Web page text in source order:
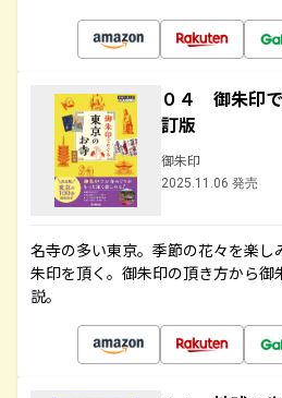
０４ 御朱印
訂版
御朱印
2025.11.06 発売
名寺の多い東京。季節の花々を楽し
朱印を頂く。御朱印の頂き方から
説。